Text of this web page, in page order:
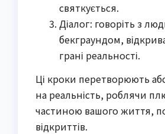
святкується.
Діалог: говоріть з
бекграундом,
грані реальності.
Ці кроки перетворюють
на реальність, роблячи
частиною вашого життя,
відкриттів.